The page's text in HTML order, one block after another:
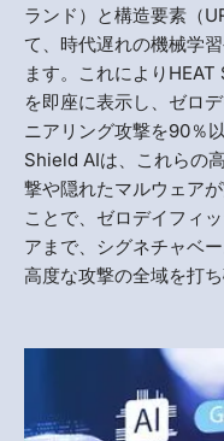
ランド）と構造要素（
て、時代遅れの機械学
ます。これにより
を即座に表示し、ゼロ
ニアリング攻撃を90％
Shield AIは、これらの
撃や隠れたマルウェア
ことで、ゼロデイフィ
アまで、シグネチャベ
高度な攻撃の全域を打ち